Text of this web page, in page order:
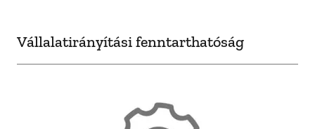
Vállalatirányítási fenntarthatóság